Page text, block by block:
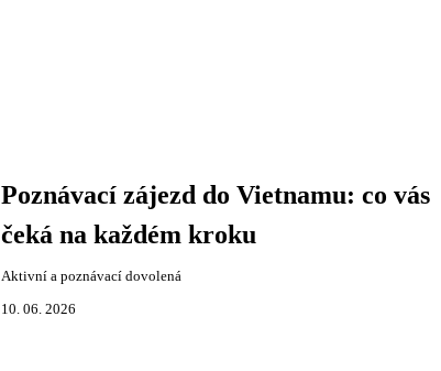
Poznávací zájezd do Vietnamu: co vás
čeká na každém kroku
Aktivní a poznávací dovolená
10. 06. 2026